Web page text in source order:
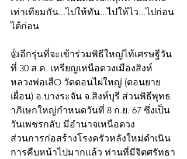
เท่าเทียมกัน...ไปให้ทัน...ไปให้ไว...ไปก่อน
ได้ก่อน
👍อีกรุ่นที่จะเข้าร่วมพิธีใหญ่ไท้เศรษฐีวัน
ที่ 30 ส.ค. เหรียญเหนือดวงเมืองสิงห์
หลวงพ่อเสืO วัดดอนไผ่ใหญ่ (ดอนยาย
เผื่อน) อ.บางระจัน จ.สิงห์บุรี ส่วนพิธีพุทธ
าภิเษกใหญ่กำหนดวันที่ 8 ก.ย. 67 ซึ่งเป็น
วันเพชรกลับ มีอำนาจเหนือดวง
ส่วนการก่อสร้างโรงครัวหลังใหม่ดำเนิน
การคืบหน้าไปมากแล้ว ท่านที่มีจิตศรัทธา